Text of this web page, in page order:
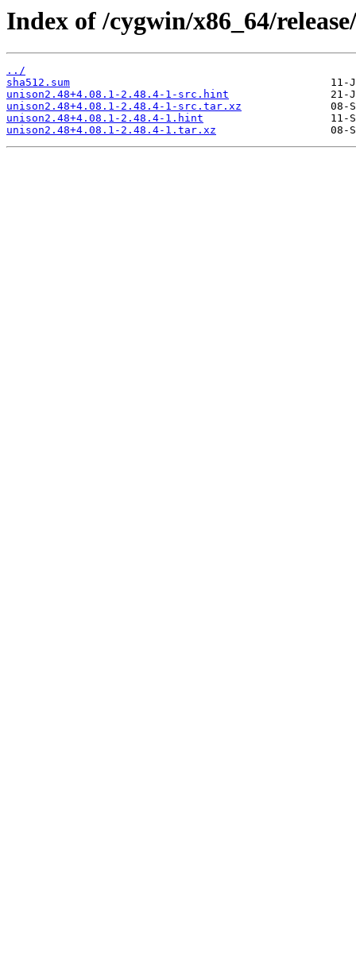
Index of /cygwin/x86_64/
../
sha512.sum
unison2.48+4.08.1-2.48.4-1-src.hint
unison2.48+4.08.1-2.48.4-1-src.tar.xz
unison2.48+4.08.1-2.48.4-1.hint
unison2.48+4.08.1-2.48.4-1.tar.xz